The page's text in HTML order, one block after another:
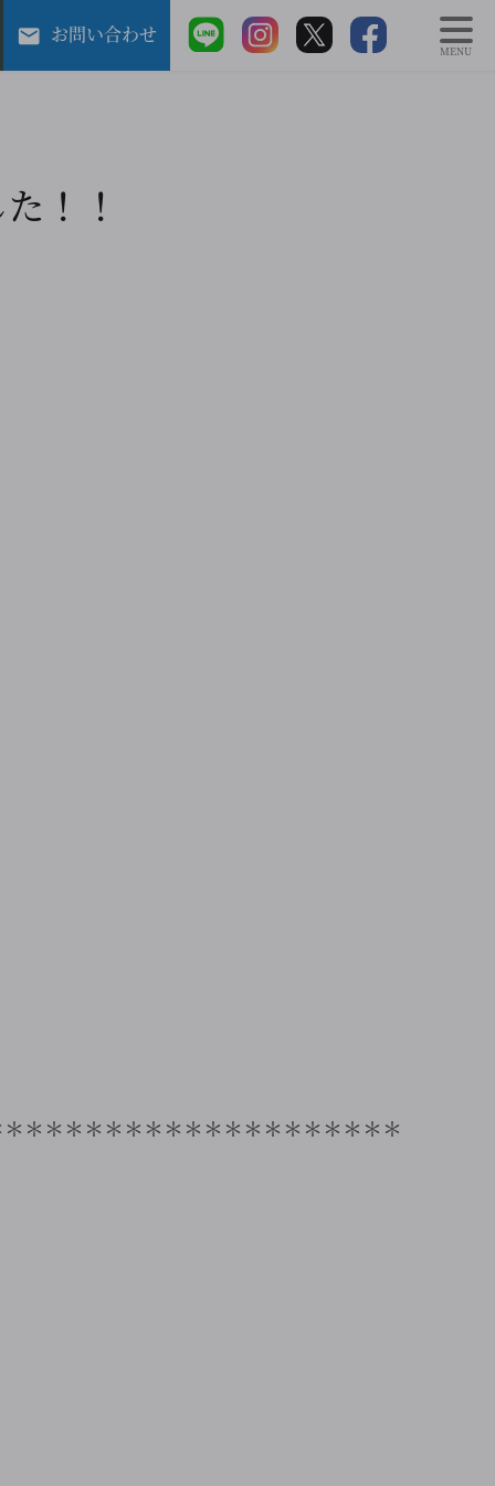
お問い合わせ
！！
＊＊＊＊＊＊＊＊＊＊＊＊＊＊＊＊＊＊＊
MENU